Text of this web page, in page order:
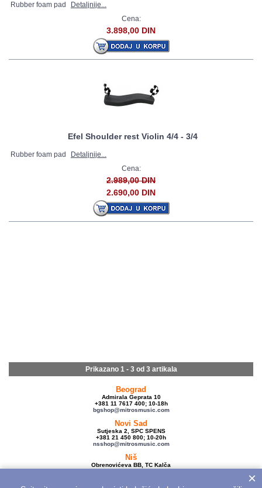
Rubber foam pad
Detaljnije...
Cena:
3.898,00 DIN
Efel Shoulder rest Violin 4/4 - 3/4
Rubber foam pad
Detaljnije...
Cena:
2.989,00 DIN
2.690,00 DIN
Prikazano 1 - 3 od 3 artikala
Beograd
Admirala Geprata 10
+381 11 7617 400; 10-18h
bgshop@mitrosmusic.com
Novi Sad
Sutjeska 2, SPC SPENS
+381 21 450 800; 10-20h
nsshop@mitrosmusic.com
Niš
Obrenovićeva BB, TC Kalča
×